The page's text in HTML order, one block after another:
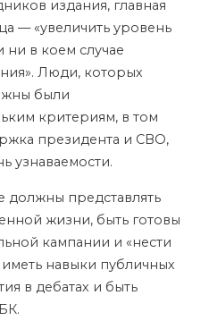
издания, главная
— «увеличить уровень
в коем случае
Люди, которых
были
критериям, в том
президента и СВО,
узнаваемости.
должны представлять
жизни, быть готовы
кампании и «нести
навыки публичных
в дебатах и быть